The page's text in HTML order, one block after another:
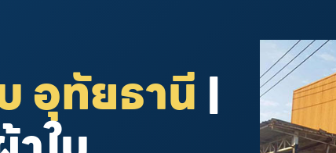
อุทัยธานี |